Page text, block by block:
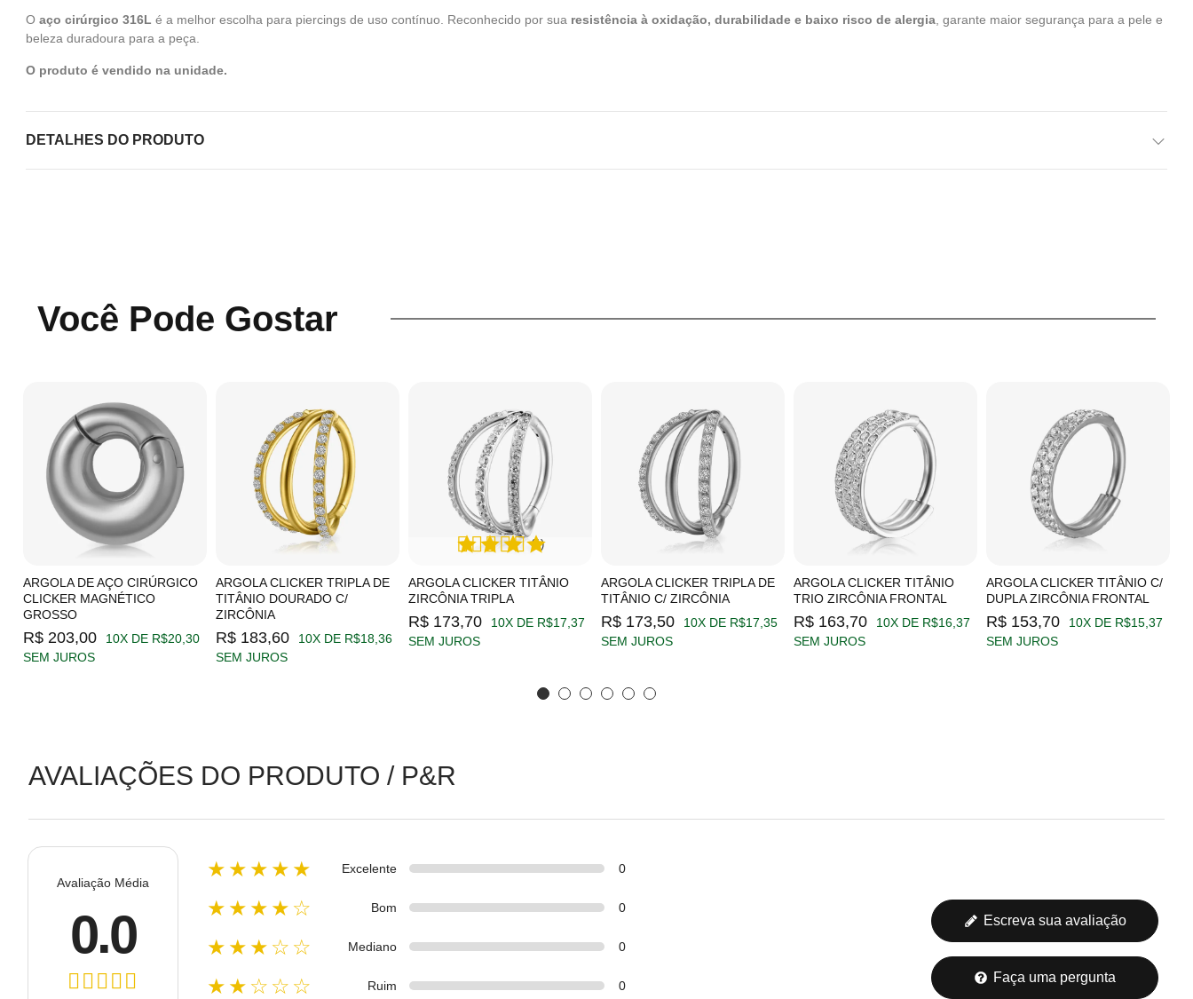
O aço cirúrgico 316L é a melhor escolha para piercings de uso contínuo. Reconhecido por sua resistência à oxidação, durabilidade e baixo risco de alergia , garante maior segurança para a pele e
beleza duradoura para a peça.
O produto é vendido na unidade.
DETALHES DO PRODUTO
Você Pode Gostar
ARGOLA DE AÇO CIRÚRGICO
CLICKER MAGNÉTICO
GROSSO
R$ 203,00
10X DE R$20,30
SEM JUROS
ARGOLA CLICKER TRIPLA DE
TITÂNIO DOURADO C/
ZIRCÔNIA
R$ 183,60
10X DE R$18,36
SEM JUROS
ARGOLA CLICKER TITÂNIO
ZIRCÔNIA TRIPLA
(1)
R$ 173,70
10X DE R$17,37
SEM JUROS
ARGOLA CLICKER TRIPLA DE
TITÂNIO C/ ZIRCÔNIA
R$ 173,50
10X DE R$17,35
SEM JUROS
ARGOLA CLICKER TITÂNIO
TRIO ZIRCÔNIA FRONTAL
R$ 163,70
10X DE R$16,37
SEM JUROS
ARGOLA CLICKER TITÂNIO C/
DUPLA ZIRCÔNIA FRONTAL
R$ 153,70
10X DE R$15,37
SEM JUROS
AVALIAÇÕES DO PRODUTO / P&R
Avaliação Média
0.0
★★★★★ Excelente 0
★★★★☆ Bom 0
★★★☆☆ Mediano 0
★★☆☆☆ Ruim 0
Escreva sua avaliação
Faça uma pergunta